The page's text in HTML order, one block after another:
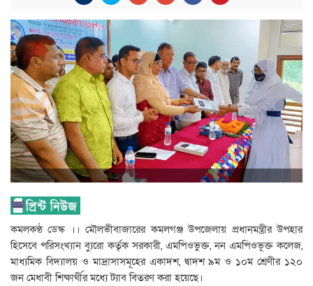
কমলকন্ঠ ডেস্ক ।। মৌলভীবাজারের কমলগঞ্জ উপজেলায় প্রধানমন্ত্রীর উপহার
হিসেবে পরিসংখ্যান ব্যুরো কর্তৃক সরকারী, এমপিওভুক্ত, নন এমপিওভূক্ত কলেজ,
মাধ্যমিক বিদ্যালয় ও মাদ্রাসাসমূহের একাদশ, দ্বাদশ ৯ম ও ১০ম শ্রেণীর ১২০
জন মেধাবী শিক্ষার্থীর মধ্যে ট্যাব বিতরণ করা হয়েছে।